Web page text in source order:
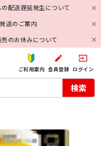
配送遅延発生について
送のご案内
のお休みについて
ご利用案内
create
会員登録
input
ログイン
検索